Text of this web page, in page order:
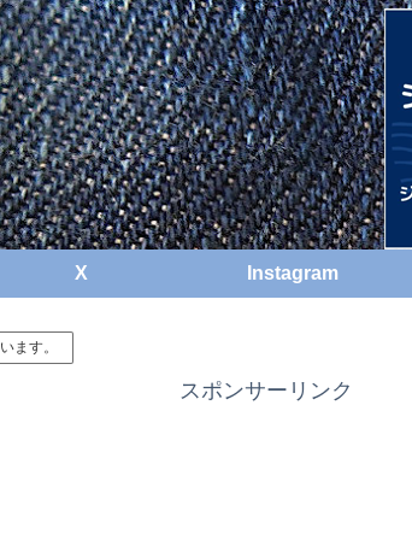
X Instagram
ます。
スポンサーリンク